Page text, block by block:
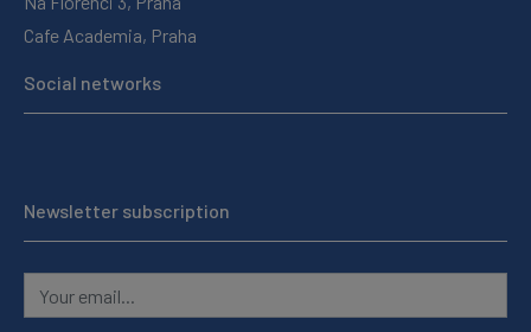
Cafe Academia, Praha
Social networks
Newsletter subscription